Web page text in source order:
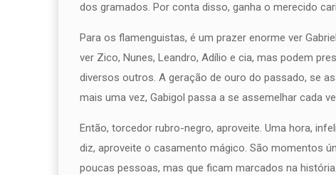
dos gramados. Por conta disso, ganha o merecido
Para os flamenguistas, é um prazer enorme ver
ver Zico, Nunes, Leandro, Adílio e cia, mas podem
diversos outros. A geração de ouro do passado, se
mais uma vez, Gabigol passa a se assemelhar cada
Então, torcedor rubro-negro, aproveite. Uma hora,
diz, aproveite o casamento mágico. São momentos
poucas pessoas, mas que ficam marcados na